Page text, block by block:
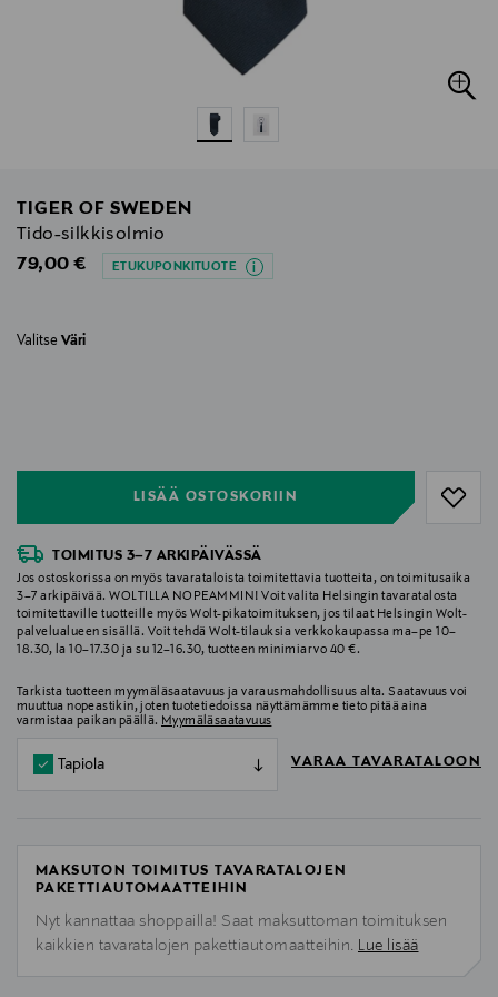
TIGER OF SWEDEN
Tido-silkkisolmio
Original Price
79,00 € ETUKUPONKITUOTE
Valitse Väri
LISÄÄ OSTOSKORIIN
TOIMITUS 3–7 ARKIPÄIVÄSSÄ
Jos ostoskorissa on myös tavarataloista toimitettavia tuotteita, on toimitusaika
3–7 arkipäivää. WOLTILLA NOPEAMMIN! Voit valita Helsingin tavaratalosta
toimitettaville tuotteille myös Wolt-pikatoimituksen, jos tilaat Helsingin Wolt-
palvelualueen sisällä. Voit tehdä Wolt-tilauksia verkkokaupassa ma–pe 10–
18.30, la 10–17.30 ja su 12–16.30, tuotteen minimiarvo 40 €.
Tarkista tuotteen myymäläsaatavuus ja varausmahdollisuus alta. Saatavuus voi
muuttua nopeastikin, joten tuotetiedoissa näyttämämme tieto pitää aina
varmistaa paikan päällä. Myymäläsaatavuus
Tapiola VARAA TAVARATALOON
MAKSUTON TOIMITUS TAVARATALOJEN
PAKETTIAUTOMAATTEIHIN
Nyt kannattaa shoppailla! Saat maksuttoman toimituksen
kaikkien tavaratalojen pakettiautomaatteihin. Lue lisää